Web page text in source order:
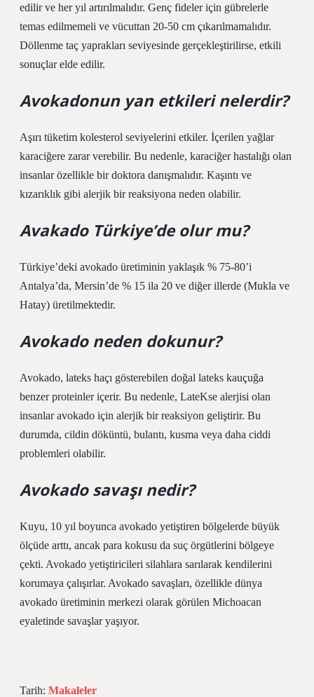
edilir ve her yıl artırılmalıdır. Genç fideler için gübrelerle
temas edilmemeli ve vücuttan 20-50 cm çıkarılmamalıdır.
Döllenme taç yaprakları seviyesinde gerçekleştirilirse, etkili
sonuçlar elde edilir.
Avokadonun yan etkileri nelerdir?
Aşırı tüketim kolesterol seviyelerini etkiler. İçerilen yağlar
karaciğere zarar verebilir. Bu nedenle, karaciğer hastalığı olan
insanlar özellikle bir doktora danışmalıdır. Kaşıntı ve
kızarıklık gibi alerjik bir reaksiyona neden olabilir.
Avakado Türkiye’de olur mu?
Türkiye’deki avokado üretiminin yaklaşık % 75-80’i
Antalya’da, Mersin’de % 15 ila 20 ve diğer illerde (Mukla ve
Hatay) üretilmektedir.
Avokado neden dokunur?
Avokado, lateks haçı gösterebilen doğal lateks kauçuğa
benzer proteinler içerir. Bu nedenle, LateKse alerjisi olan
insanlar avokado için alerjik bir reaksiyon geliştirir. Bu
durumda, cildin döküntü, bulantı, kusma veya daha ciddi
problemleri olabilir.
Avokado savaşı nedir?
Kuyu, 10 yıl boyunca avokado yetiştiren bölgelerde büyük
ölçüde arttı, ancak para kokusu da suç örgütlerini bölgeye
çekti. Avokado yetiştiricileri silahlara sarılarak kendilerini
korumaya çalışırlar. Avokado savaşları, özellikle dünya
avokado üretiminin merkezi olarak görülen Michoacan
eyaletinde savaşlar yaşıyor.
Tarih: Makaleler